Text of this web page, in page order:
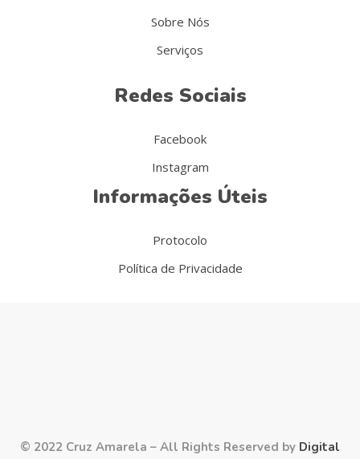
Sobre Nós
Serviços
Redes Sociais
Facebook
Instagram
Informações Úteis
Protocolo
Política de Privacidade
© 2022 Cruz Amarela – All Rights Reserved by Digital